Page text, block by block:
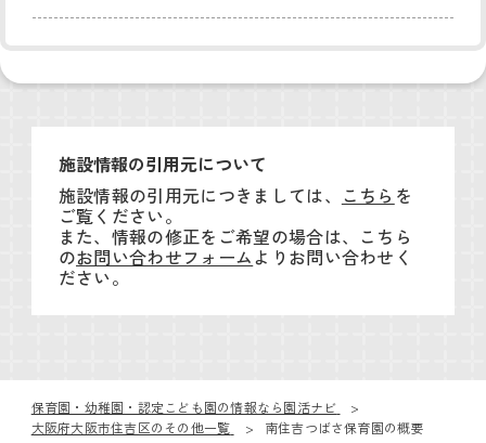
施設情報の引用元について
施設情報の引用元につきましては、 こちら を
ご覧ください。
また、情報の修正をご希望の場合は、こちら
のお問い合わせフォームよりお問い合わせく
ださい。
保育園・幼稚園・認定こども園の情報なら園活ナビ
大阪府大阪市住吉区のその他一覧
南住吉つばさ保育園の概要